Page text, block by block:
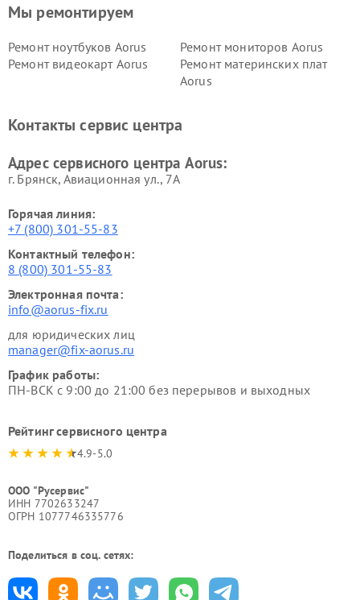
Мы ремонтируем
Ремонт ноутбуков Aorus
Ремонт мониторов Aorus
Ремонт видеокарт Aorus
Ремонт материнских плат
Aorus
Контакты сервис центра
Адрес сервисного центра Aorus:
г. Брянск, Авиационная ул., 7А
Горячая линия:
+7 (800) 301-55-83
Контактный телефон:
8 (800) 301-55-83
Электронная почта:
info@aorus-fix.ru
для юридических лиц
manager@fix-aorus.ru
График работы:
ПН-ВСК с 9:00 до 21:00 без перерывов и выходных
Рейтинг сервисного центра
4.9-5.0
ООО "Русервис"
ИНН 7702633247
ОГРН 1077746335776
Поделиться в соц. сетях: